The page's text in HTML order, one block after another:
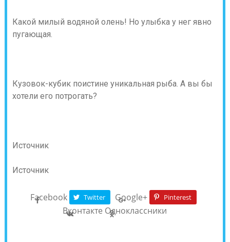
Какой милый водяной олень! Но улыбка у нег явно
пугающая.
Кузовок-кубик поистине уникальная рыба. А вы бы
хотели его потрогать?
Источник
Источник
Facebook Twitter Google+ Pinterest
Вконтакте Одноклассники